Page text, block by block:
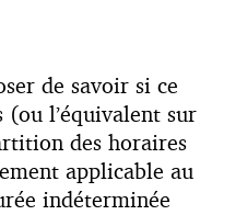
de savoir si ce
(ou l’équivalent sur
des horaires
applicable au
indéterminée